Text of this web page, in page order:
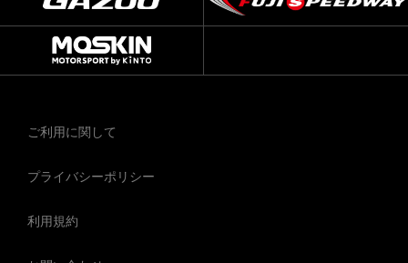
ご利用に関して
プライバシーポリシー
利用規約